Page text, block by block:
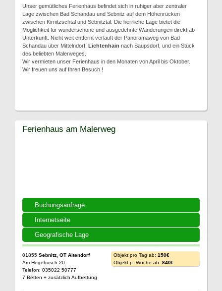
Unser gemütliches Ferienhaus befindet sich in ruhiger aber zentraler
Lage zwischen Bad Schandau und Sebnitz auf dem Höhenrücken
zwischen Kirnitzschtal und Sebnitztal. Die herrliche Lage bietet die
Möglichkeit für wunderschöne und ausgedehnte Wanderungen direkt ab
Unterkunft. Nicht weit entfernt verläuft der Panoramaweg von Bad
Schandau über Mittelndorf, Lichtenhain nach Saupsdorf, und ein Stück
des beliebten Malerweges.
Wir vermieten unser Ferienhaus in den Monaten von April bis Oktober.
Wir freuen uns auf Ihren Besuch !
Buchungsanfrage
Internetseite
Geografische Lage
Ferienhaus am Malerweg
01855 Sebnitz, OT Altendorf
Am Hegebusch 20
Telefon: 035022 50777
7 Betten + zusätzlich Aufbettung
Objekt pro Tag ab: 150€
Objekt p. Woche ab: 840€